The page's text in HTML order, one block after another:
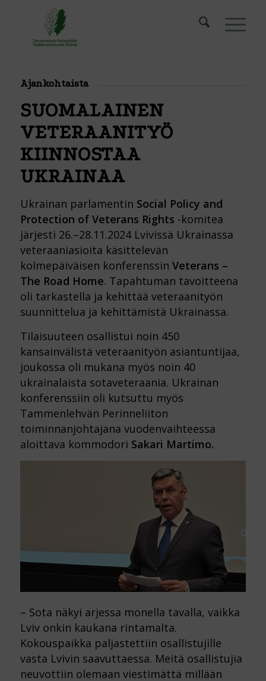
Ajankohtaista
SUOMALAINEN
VETERAANITYÖ
KIINNOSTAA
UKRAINAA
Ukrainan parlamentin Social Policy and
Protection of Veterans Rights -komitea
järjesti 26.–28.11.2024 Lvivissä Ukrainassa
veteraaniasioita käsittelevän
kolmepäiväisen konferenssin Veterans –
The Road Home. Tapahtuman tavoitteena
oli tarkastella ja kehittää veteraanityön
suunnittelua ja kehittämistä Ukrainassa.
Tilaisuuteen osallistui noin 450
kansainvälistä veteraanityön asiantuntijaa,
joukossa oli mukana myös noin 40
ukrainalaista sotaveteraania. Ukrainan
konferenssiin oli kutsuttu myös
Tammenlehvän Perinneliiton
toiminnanjohtajana vuodenvaihteessa
aloittava kommodori Sakari Martimo.
– Sota näkyi arjessa monella tavalla, vaikka
Lviv onkin kaukana rintamalta.
Kokouspaikka paljastettiin osallistujille
vasta Lvivin saavuttaessa. Meitä osallistujia
neuvottiin olemaan viestimättä millään